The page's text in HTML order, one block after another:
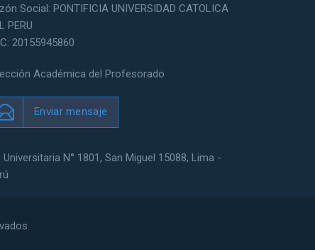
Social: PONTIFICIA UNIVERSIDAD CATOLICA
PERU
20155945860
Académica del Profesorado
Enviar mensaje
Universitaria N° 1801, San Miguel 15088, Lima -